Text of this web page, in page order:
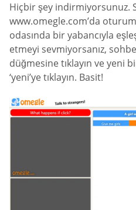
Hiçbir şey indirmiyorsunuz.
www.omegle.com’da
odasında bir yabancıyla
etmeyi sevmiyorsanız,
düğmesine tıklayın ve yeni
‘yeni’ye tıklayın. Basit!